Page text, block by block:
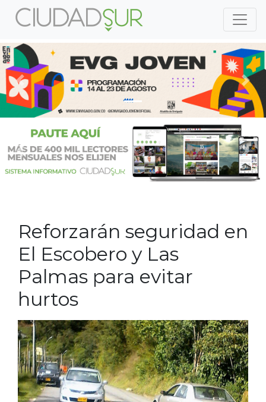
Previous
Previous
Reforzarán seguridad en
El Escobero y Las
Palmas para evitar
hurtos